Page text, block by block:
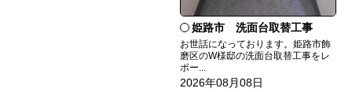
姫路市 洗面台取替工事
お世話になっております。姫路市飾
磨区のW様邸の洗面台取替工事をレ
ポー...
2026年08月08日